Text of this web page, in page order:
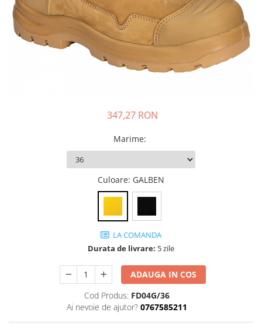
JACHETE DE LUCRU
PANTALONI DE LUCRU
JACHETE VATUITE
INDUSTRIA ALIMENTARA
347,27 RON
Marime:
Culoare: GALBEN
LA COMANDA
Durata de livrare: 5 zile
ADAUGA IN COS
Cod Produs: FD04G/36
Ai nevoie de ajutor? 0767585211